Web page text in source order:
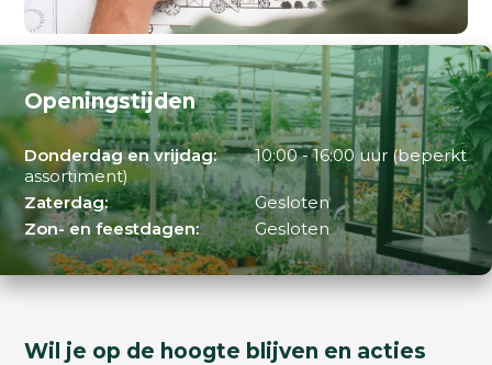
Openingstijden
Donderdag en vrijdag:
10:00 - 16:00 uur (beperkt
assortiment)
Zaterdag:
Gesloten
Zon- en feestdagen:
Gesloten
Wil je op de hoogte blijven en acties